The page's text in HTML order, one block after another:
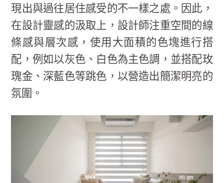
現出與過往居住感受的不一樣之處。因此，
在設計靈感的汲取上，設計師注重空間的線
條感與層次感，使用大面積的色塊進行搭
配，例如以灰色、白色為主色調，並搭配玫
瑰金、深藍色等跳色，以營造出簡潔明亮的
氛圍。